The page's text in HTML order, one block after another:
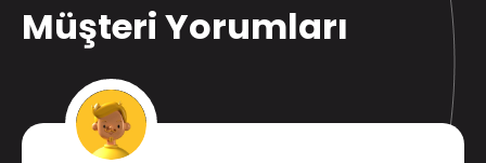
Müşteri Yorumları